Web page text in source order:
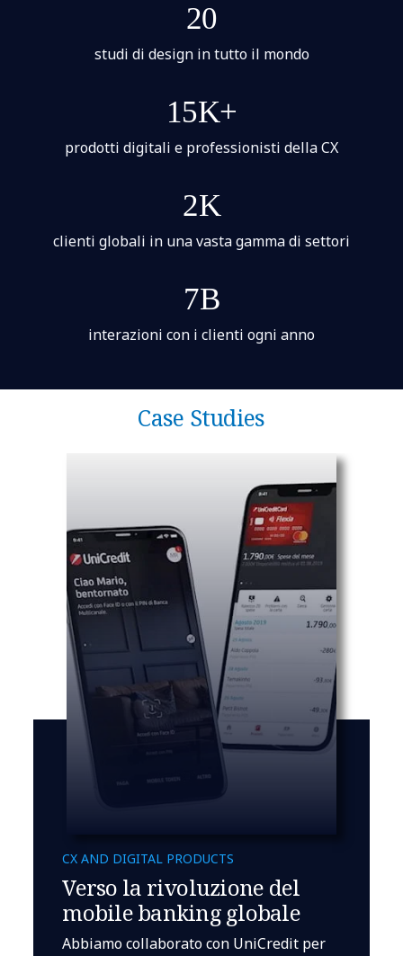
20
studi di design in tutto il mondo
15K+
prodotti digitali e professionisti della CX
2K
clienti globali in una vasta gamma di settori
7B
interazioni con i clienti ogni anno
Case Studies
CX AND DIGITAL PRODUCTS
Verso la rivoluzione del
mobile banking globale
Abbiamo collaborato con UniCredit per